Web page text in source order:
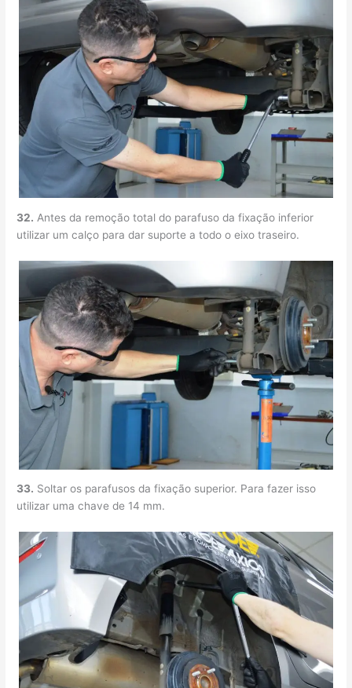
32. Antes da remoção total do parafuso da fixação inferior
utilizar um calço para dar suporte a todo o eixo traseiro.
33. Soltar os parafusos da fixação superior. Para fazer isso
utilizar uma chave de 14 mm.